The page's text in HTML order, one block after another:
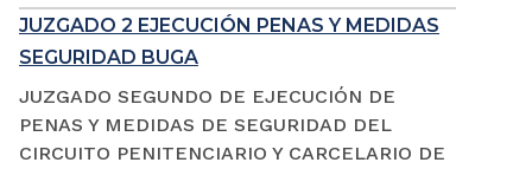
JUZGADO 2 EJECUCIÓN PENAS Y MEDIDAS
SEGURIDAD BUGA
JUZGADO SEGUNDO DE EJECUCIÓN DE
PENAS Y MEDIDAS DE SEGURIDAD DEL
CIRCUITO PENITENCIARIO Y CARCELARIO DE